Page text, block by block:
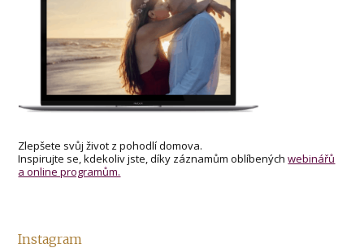
Zlepšete svůj život z pohodlí domova.
Inspirujte se, kdekoliv jste, díky záznamům oblíbenýchwebinářů
a online programům.
Instagram